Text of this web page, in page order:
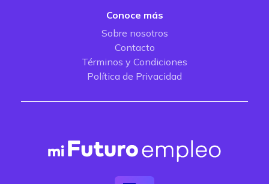
Conoce más
Sobre nosotros
Contacto
Términos y Condiciones
Política de Privacidad